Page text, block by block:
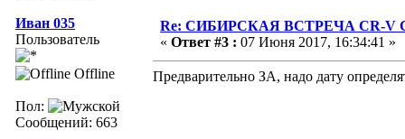
Иван 035
Пользователь
Offline
Пол:
Сообщений: 663
Re: СИБИРСКАЯ ВСТРЕЧА CR-V
« Ответ #3 : 07 Июня 2017, 16:34:41 »
Предварительно ЗА, надо дату